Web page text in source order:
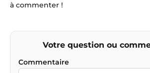
à commenter !
Votre question ou
Commentaire